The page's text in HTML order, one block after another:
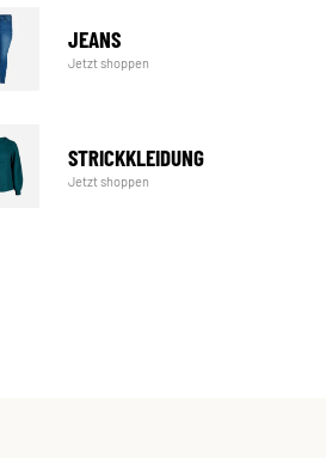
JEANS
Jetzt shoppen
STRICKKLEIDUNG
Jetzt shoppen